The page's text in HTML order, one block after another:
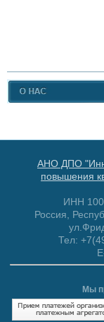
АНО ДПО
повышения
ИНН
Россия,
Тел:
Мы